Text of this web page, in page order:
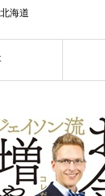
北海道